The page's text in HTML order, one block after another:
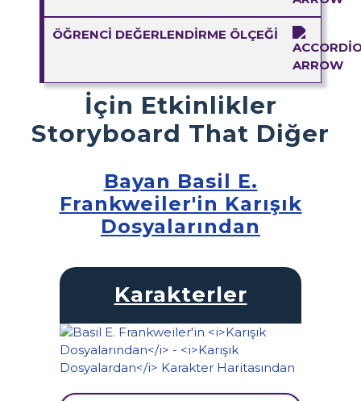
ÖĞRENCI DEĞERLENDIRME ÖLÇEĞI
İçin Etkinlikler
Storyboard That Diğer
Bayan Basil E.
Frankweiler'in Karışık
Dosyalarından
Karakterler